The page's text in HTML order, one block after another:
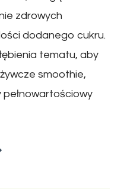
zdrowych
dodanego cukru.
tematu, aby
smoothie,
pełnowartościowy